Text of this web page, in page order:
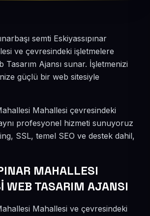
semti Eskiyassıpınar
ve çevresindeki işletmelere
Tasarım Ajansı sunar. İşletmenizi
güçlü bir web sitesiyle
Mahallesi çevresindeki
profesyonel hizmeti sunuyoruz
SSL, temel SEO ve destek dahil,
MAHALLESI
WEB TASARIM AJANSI
Mahallesi ve çevresindeki